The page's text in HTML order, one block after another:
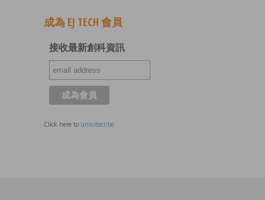
成為 EJ TECH 會員
接收最新創科資訊
Click here to unsubscribe